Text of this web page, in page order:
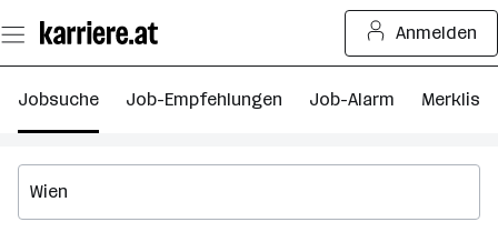
Seiteninhalt
springen
Anmelden
Jobsuche Job-Empfehlungen Job-Alarm Merkliste